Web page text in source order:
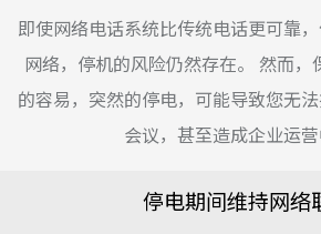
即使网络电话系统比传统电话更可靠
网络，停机的风险仍然存在。 然而，
的容易，突然的停电，可能导致您无
会议，甚至造成企业运营
停电期间维持网络